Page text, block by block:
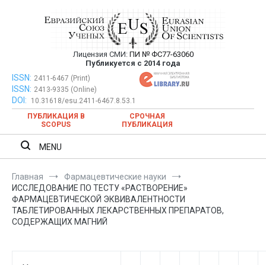
Евразийский Союз Ученых —
публикация научных статей в
ежемесячном научном журнале
Лицензия СМИ: ПИ № ФС77-63060
Публикуется с 2014 года
Евразийский Союз Ученых — публикация научных статей в
ежемесячном научном журнале
ISSN: 2411-6467 (Print)
ISSN: 2413-9335 (Online)
DOI:
10.31618/esu.2411-6467.8.53.1
ПУБЛИКАЦИЯ В
SCOPUS
СРОЧНАЯ
ПУБЛИКАЦИЯ
MENU
Главная
Фармацевтические науки
ИССЛЕДОВАНИЕ ПО ТЕСТУ «РАСТВОРЕНИЕ»
ФАРМАЦЕВТИЧЕСКОЙ ЭКВИВАЛЕНТНОСТИ
ТАБЛЕТИРОВАННЫХ ЛЕКАРСТВЕННЫХ ПРЕПАРАТОВ,
СОДЕРЖАЩИХ МАГНИЙ